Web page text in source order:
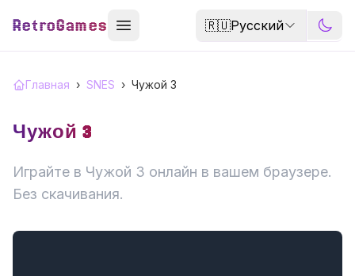
RetroGames 🇷🇺Русский
Главная › SNES › Чужой 3
Чужой 3
Играйте в Чужой 3 онлайн в вашем браузере.
Без скачивания.